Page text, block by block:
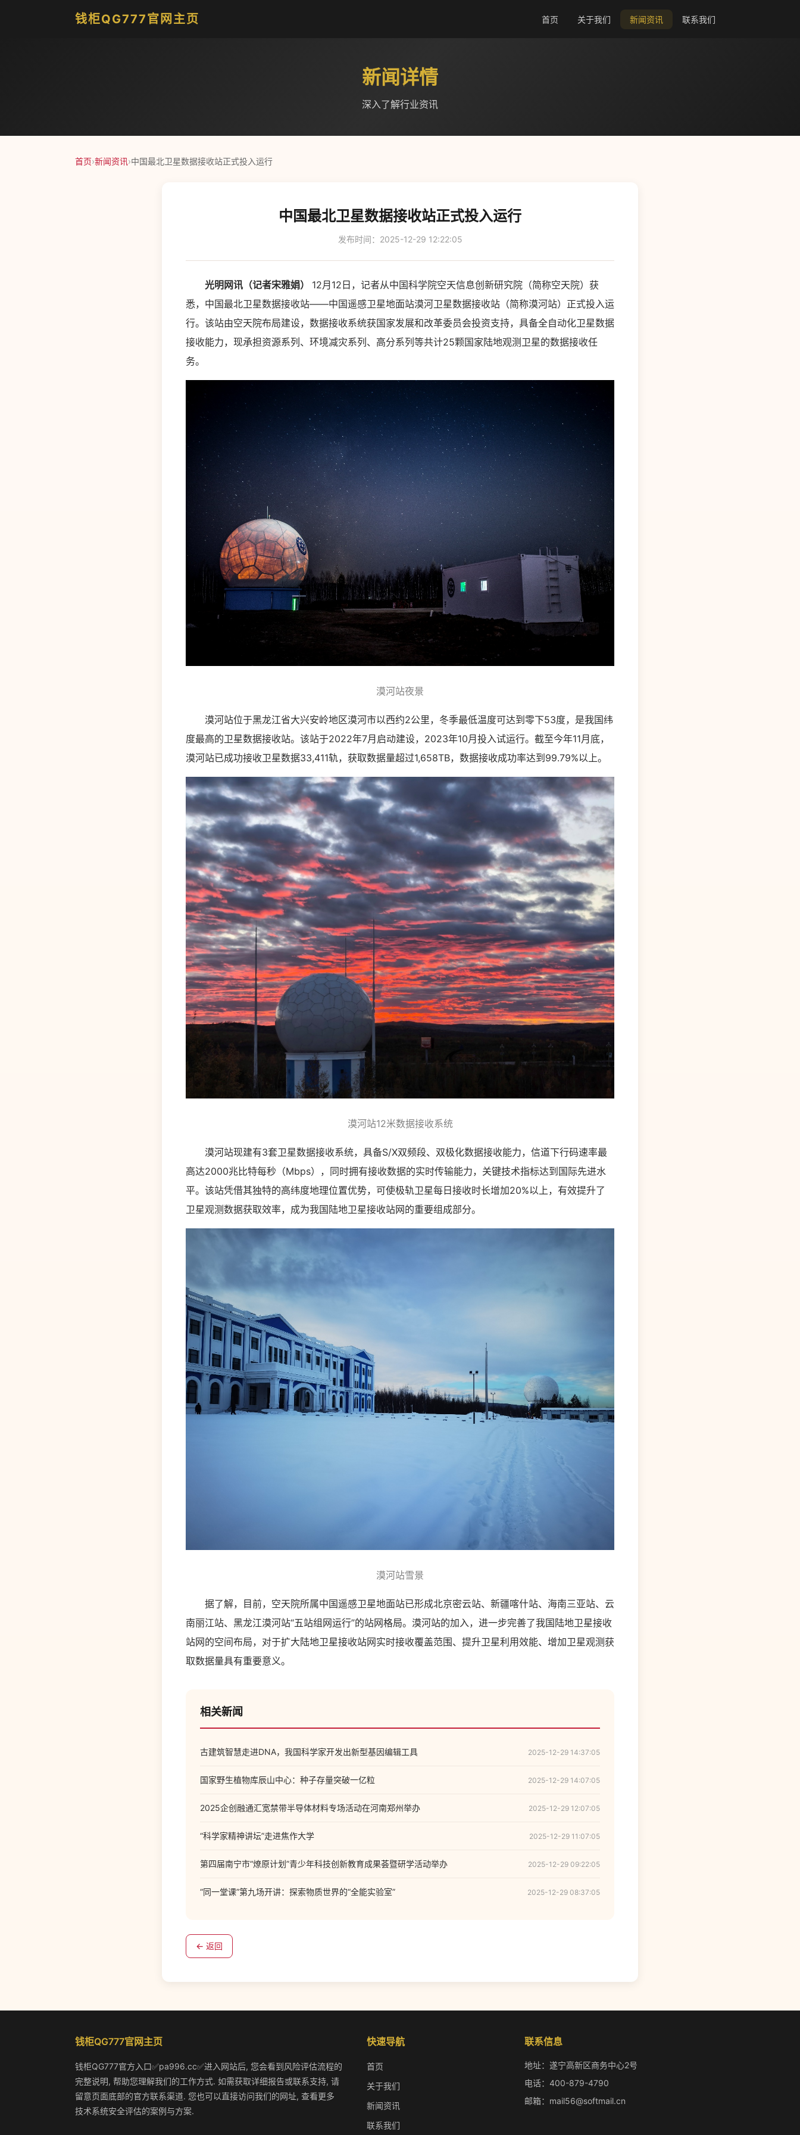
钱柜QG777官网主页 首页 关于我们 新闻资讯 联系我们
新闻详情
深入了解行业资讯
首页›新闻资讯›中国最北卫星数据接收站正式投入运行
中国最北卫星数据接收站正式投入运行
发布时间：2025-12-29 12:22:05
光明网讯（记者宋雅娟） 12月12日，记者从中国科学院空天信息创新研究院（简称空天院）获
悉，中国最北卫星数据接收站——中国遥感卫星地面站漠河卫星数据接收站（简称漠河站）正式投入运
行。该站由空天院布局建设，数据接收系统获国家发展和改革委员会投资支持，具备全自动化卫星数据
接收能力，现承担资源系列、环境减灾系列、高分系列等共计25颗国家陆地观测卫星的数据接收任
务。
漠河站夜景
漠河站位于黑龙江省大兴安岭地区漠河市以西约2公里，冬季最低温度可达到零下53度，是我国纬
度最高的卫星数据接收站。该站于2022年7月启动建设，2023年10月投入试运行。截至今年11月底，
漠河站已成功接收卫星数据33,411轨，获取数据量超过1,658TB，数据接收成功率达到99.79%以上。
漠河站12米数据接收系统
漠河站现建有3套卫星数据接收系统，具备S/X双频段、双极化数据接收能力，信道下行码速率最
高达2000兆比特每秒（Mbps），同时拥有接收数据的实时传输能力，关键技术指标达到国际先进水
平。该站凭借其独特的高纬度地理位置优势，可使极轨卫星每日接收时长增加20%以上，有效提升了
卫星观测数据获取效率，成为我国陆地卫星接收站网的重要组成部分。
漠河站雪景
据了解，目前，空天院所属中国遥感卫星地面站已形成北京密云站、新疆喀什站、海南三亚站、云
南丽江站、黑龙江漠河站“五站组网运行”的站网格局。漠河站的加入，进一步完善了我国陆地卫星接收
站网的空间布局，对于扩大陆地卫星接收站网实时接收覆盖范围、提升卫星利用效能、增加卫星观测获
取数据量具有重要意义。
相关新闻
古建筑智慧走进DNA，我国科学家开发出新型基因编辑工具 2025-12-29 14:37:05
国家野生植物库辰山中心：种子存量突破一亿粒 2025-12-29 14:07:05
2025企创融通汇宽禁带半导体材料专场活动在河南郑州举办 2025-12-29 12:07:05
“科学家精神讲坛”走进焦作大学 2025-12-29 11:07:05
第四届南宁市“燎原计划”青少年科技创新教育成果荟暨研学活动举办 2025-12-29 09:22:05
“同一堂课”第九场开讲：探索物质世界的“全能实验室” 2025-12-29 08:37:05
← 返回
钱柜QG777官网主页
钱柜QG777官方入口✅pa996.cc✅进入网站后, 您会看到风险评估流程的
完整说明, 帮助您理解我们的工作方式. 如需获取详细报告或联系支持, 请
留意页面底部的官方联系渠道. 您也可以直接访问我们的网址, 查看更多
技术系统安全评估的案例与方案.
快速导航
首页
关于我们
新闻资讯
联系我们
联系信息
地址：遂宁高新区商务中心2号
电话：400-879-4790
邮箱：mail56@softmail.cn